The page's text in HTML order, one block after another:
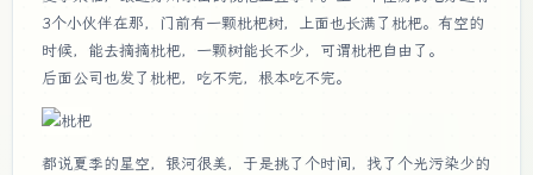
3个小伙伴在那，门前有一颗枇杷树，上面也长满了枇杷。有空的
时候，能去摘摘枇杷，一颗树能长不少，可谓枇杷自由了。
后面公司也发了枇杷，吃不完，根本吃不完。
都说夏季的星空，银河很美，于是挑了个时间，找了个光污染少的